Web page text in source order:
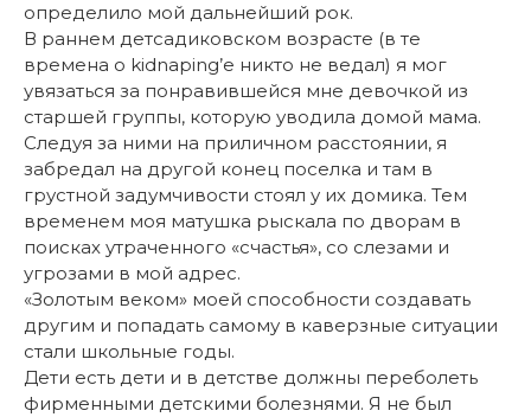
определило мой дальнейший рок.
В раннем детсадиковском возрасте (в те
времена о kidnaping’е никто не ведал) я мог
увязаться за понравившейся мне девочкой из
старшей группы, которую уводила домой мама.
Следуя за ними на приличном расстоянии, я
забредал на другой конец поселка и там в
грустной задумчивости стоял у их домика. Тем
временем моя матушка рыскала по дворам в
поисках утраченного «счастья», со слезами и
угрозами в мой адрес.
«Золотым веком» моей способности создавать
другим и попадать самому в каверзные ситуации
стали школьные годы.
Дети есть дети и в детстве должны переболеть
фирменными детскими болезнями. Я не был